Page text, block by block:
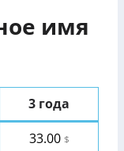
имя
3 года
33.00 $